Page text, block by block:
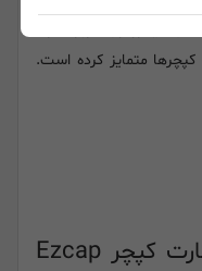
کپچرها متمایز کرده است.
خصوصیات منحصر بفرد کارت کپچر Ezcap